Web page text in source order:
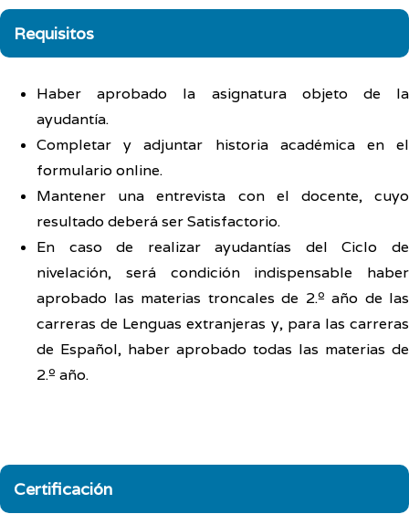
Requisitos
Haber aprobado la asignatura objeto de la
ayudantía.
Completar y adjuntar historia académica en el
formulario online.
Mantener una entrevista con el docente, cuyo
resultado deberá ser Satisfactorio.
En caso de realizar ayudantías del Ciclo de
nivelación, será condición indispensable haber
aprobado las materias troncales de 2.º año de las
carreras de Lenguas extranjeras y, para las carreras
de Español, haber aprobado todas las materias de
2.º año.
Certificación